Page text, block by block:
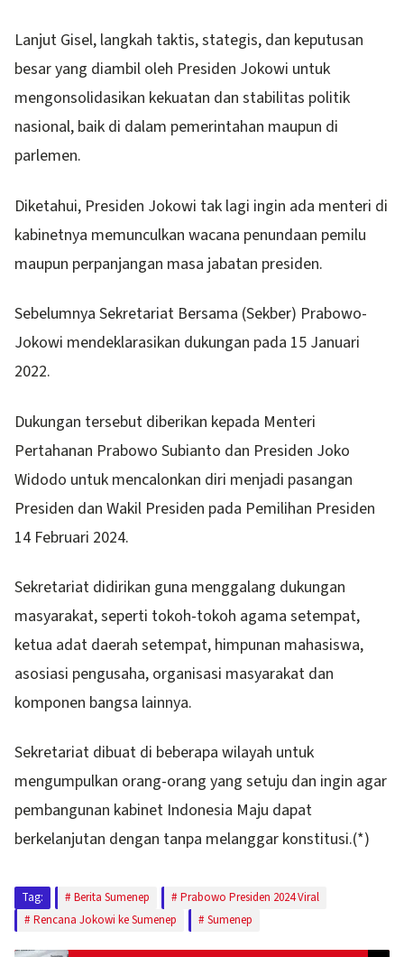
Lanjut Gisel, langkah taktis, stategis, dan keputusan
besar yang diambil oleh Presiden Jokowi untuk
mengonsolidasikan kekuatan dan stabilitas politik
nasional, baik di dalam pemerintahan maupun di
parlemen.
Diketahui, Presiden Jokowi tak lagi ingin ada menteri di
kabinetnya memunculkan wacana penundaan pemilu
maupun perpanjangan masa jabatan presiden.
Sebelumnya Sekretariat Bersama (Sekber) Prabowo-
Jokowi mendeklarasikan dukungan pada 15 Januari
2022.
Dukungan tersebut diberikan kepada Menteri
Pertahanan Prabowo Subianto dan Presiden Joko
Widodo untuk mencalonkan diri menjadi pasangan
Presiden dan Wakil Presiden pada Pemilihan Presiden
14 Februari 2024.
Sekretariat didirikan guna menggalang dukungan
masyarakat, seperti tokoh-tokoh agama setempat,
ketua adat daerah setempat, himpunan mahasiswa,
asosiasi pengusaha, organisasi masyarakat dan
komponen bangsa lainnya.
Sekretariat dibuat di beberapa wilayah untuk
mengumpulkan orang-orang yang setuju dan ingin agar
pembangunan kabinet Indonesia Maju dapat
berkelanjutan dengan tanpa melanggar konstitusi.(*)
Tag: Berita Sumenep
Prabowo Presiden 2024 Viral
Rencana Jokowi ke Sumenep
Sumenep